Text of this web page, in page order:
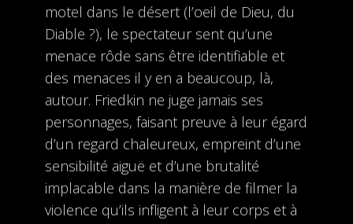
motel dans le désert (l’oeil de Dieu, du
Diable ?), le spectateur sent qu’une
menace rôde sans être identifiable et
des menaces il y en a beaucoup, là,
autour. Friedkin ne juge jamais ses
personnages, faisant preuve à leur égard
d’un regard chaleureux, empreint d’une
sensibilité aiguë et d’une brutalité
implacable dans la manière de filmer la
violence qu’ils infligent à leur corps et à